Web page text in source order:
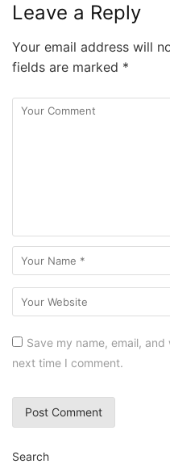
Leave a Reply
Your email address will
fields are marked *
Save my name, email,
next time I comment.
Search